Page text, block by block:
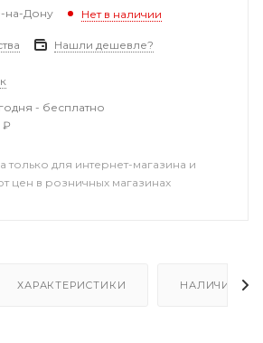
на-Дону Нет в наличии
Нашли дешевле?
- бесплатно
₽
только для интернет-магазина и
цен в розничных магазинах
ХАРАКТЕРИСТИКИ НАЛИЧИЕ В